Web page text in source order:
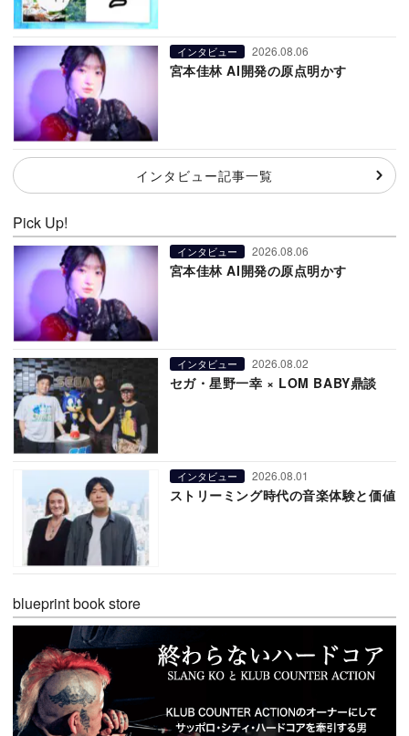
インタビュー 2026.08.06
宮本佳林 AI開発の原点明かす
インタビュー記事一覧
Pick Up!
インタビュー 2026.08.06
宮本佳林 AI開発の原点明かす
インタビュー 2026.08.02
セガ・星野一幸 × LOM BABY鼎談
インタビュー 2026.08.01
ストリーミング時代の音楽体験と価値
blueprint book store